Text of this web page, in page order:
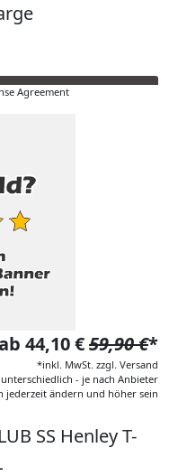
Agreement
44,10 €59,90 €*
*inkl. MwSt. zzgl. Versand
- je nach Anbieter
jederzeit ändern und höher sein
SS Henley T-